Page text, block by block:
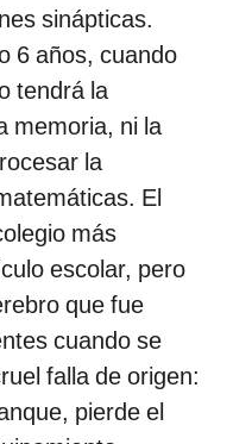
sinápticas.
6 años, cuando
tendrá la
memoria, ni la
la
El
más
escolar, pero
que fue
cuando se
falla de origen:
pierde el